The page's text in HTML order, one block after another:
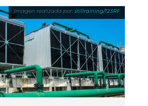
stillraining/123RF